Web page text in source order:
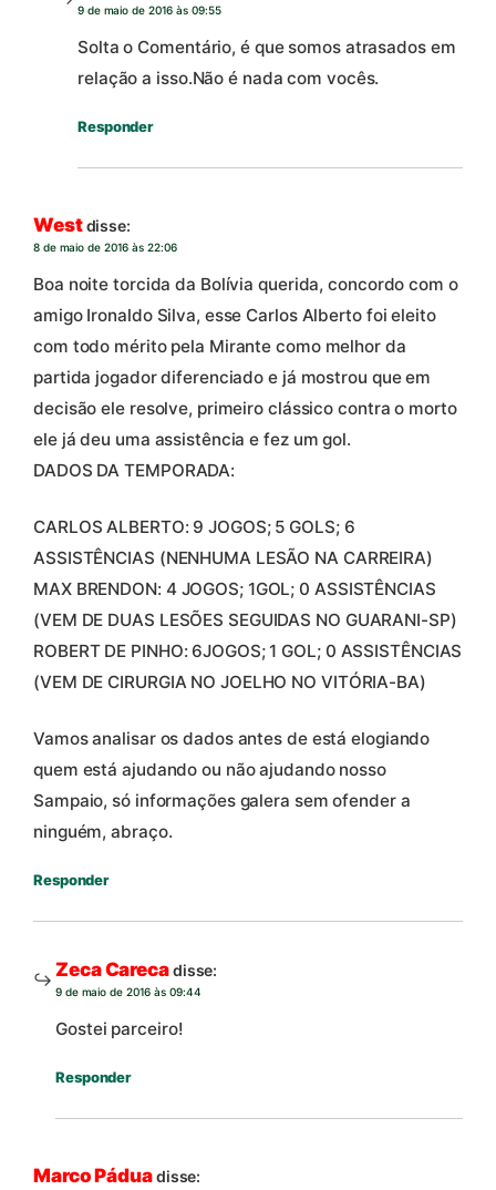
9 de maio de 2016 às 09:55
Solta o Comentário, é que somos atrasados em
relação a isso.Não é nada com vocês.
Responder
Westdisse:
8 de maio de 2016 às 22:06
Boa noite torcida da Bolívia querida, concordo com o
amigo Ironaldo Silva, esse Carlos Alberto foi eleito
com todo mérito pela Mirante como melhor da
partida jogador diferenciado e já mostrou que em
decisão ele resolve, primeiro clássico contra o morto
ele já deu uma assistência e fez um gol.
DADOS DA TEMPORADA:
CARLOS ALBERTO: 9 JOGOS; 5 GOLS; 6
ASSISTÊNCIAS (NENHUMA LESÃO NA CARREIRA)
MAX BRENDON: 4 JOGOS; 1GOL; 0 ASSISTÊNCIAS
(VEM DE DUAS LESÕES SEGUIDAS NO GUARANI-SP)
ROBERT DE PINHO: 6JOGOS; 1 GOL; 0 ASSISTÊNCIAS
(VEM DE CIRURGIA NO JOELHO NO VITÓRIA-BA)
Vamos analisar os dados antes de está elogiando
quem está ajudando ou não ajudando nosso
Sampaio, só informações galera sem ofender a
ninguém, abraço.
Responder
Zeca Carecadisse:
9 de maio de 2016 às 09:44
Gostei parceiro!
Responder
Marco Páduadisse: